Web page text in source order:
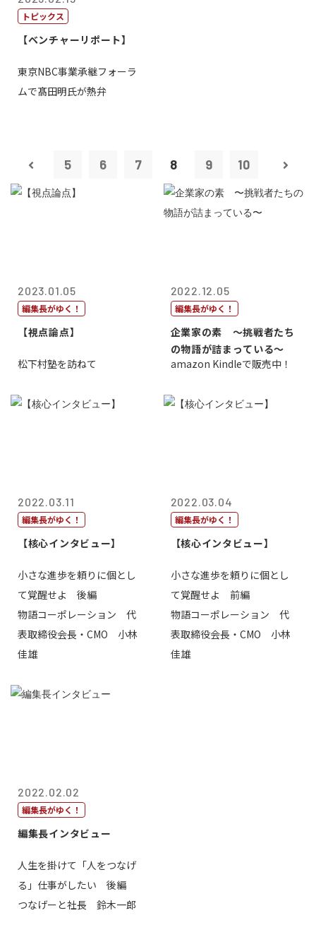
トピックス
【ベンチャーリポート】
東京NBC事業承継フォーラ
ムで髙田明氏が熱弁
5 6 7 8 9 10
2023.01.05
編集長がゆく！
【視点論点】
松下村塾を訪ねて
2022.12.05
編集長がゆく！
企業家の素 〜挑戦者たち
の物語が詰まっている〜
amazon Kindleで販売中！
2022.03.11
編集長がゆく！
【核心インタビュー】
小さな進歩を頼りに個とし
て覚醒せよ 後編
物語コーポレーション 代
表取締役会長・CMO 小林
佳雄
2022.03.04
編集長がゆく！
【核心インタビュー】
小さな進歩を頼りに個とし
て覚醒せよ 前編
物語コーポレーション 代
表取締役会長・CMO 小林
佳雄
2022.02.02
編集長がゆく！
編集長インタビュー
人生を掛けて「人をつなげ
る」仕事がしたい 後編
つなげーと社長 鈴木一郎